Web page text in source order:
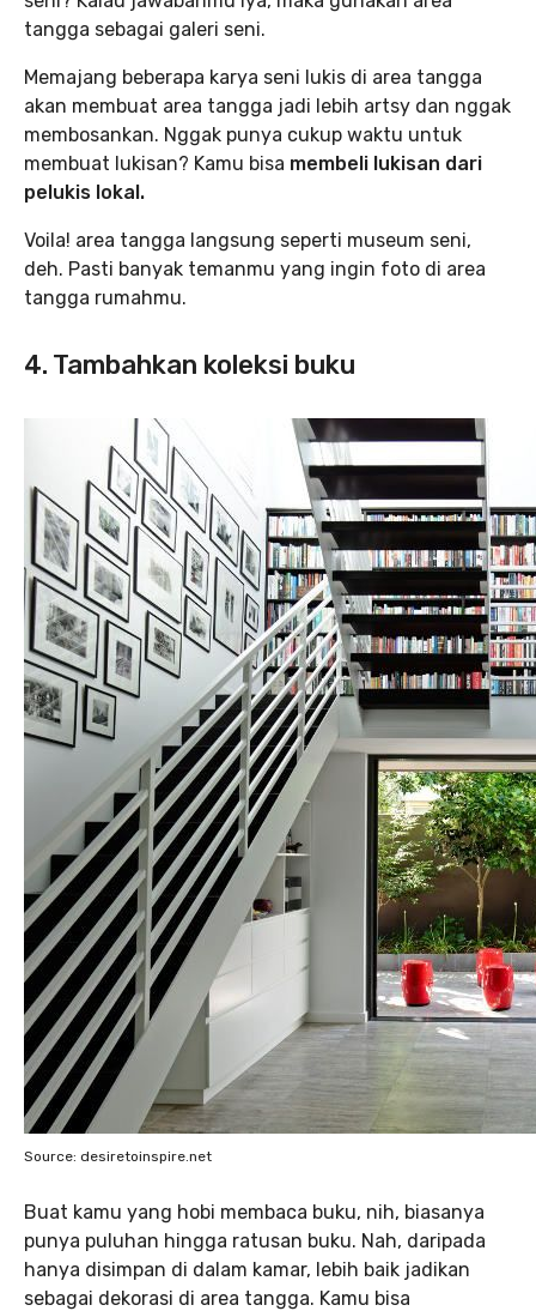
tangga sebagai galeri seni.
Memajang beberapa karya seni lukis di area tangga
akan membuat area tangga jadi lebih artsy dan nggak
membosankan. Nggak punya cukup waktu untuk
membuat lukisan? Kamu bisa membeli lukisan dari
pelukis lokal.
Voila! area tangga langsung seperti museum seni,
deh. Pasti banyak temanmu yang ingin foto di area
tangga rumahmu.
4. Tambahkan koleksi buku
Source: desiretoinspire.net
Buat kamu yang hobi membaca buku, nih, biasanya
punya puluhan hingga ratusan buku. Nah, daripada
hanya disimpan di dalam kamar, lebih baik jadikan
sebagai dekorasi di area tangga. Kamu bisa